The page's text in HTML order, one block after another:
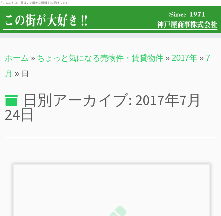
「こんにちは」住まいの確かな情報をお届けします。
ホーム » ちょっと気になる売物件・賃貸物件 » 2017年 » 7
月 » 日
日別アーカイブ: 2017年7月
24日